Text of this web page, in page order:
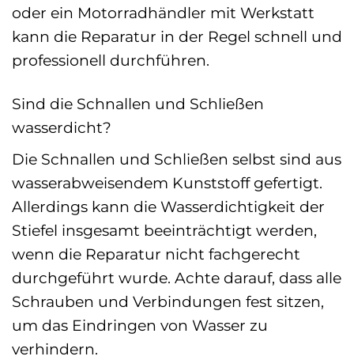
oder ein Motorradhändler mit Werkstatt
kann die Reparatur in der Regel schnell und
professionell durchführen.
Sind die Schnallen und Schließen
wasserdicht?
Die Schnallen und Schließen selbst sind aus
wasserabweisendem Kunststoff gefertigt.
Allerdings kann die Wasserdichtigkeit der
Stiefel insgesamt beeinträchtigt werden,
wenn die Reparatur nicht fachgerecht
durchgeführt wurde. Achte darauf, dass alle
Schrauben und Verbindungen fest sitzen,
um das Eindringen von Wasser zu
verhindern.